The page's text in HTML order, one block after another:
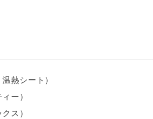
熱シート）
ー）
ス）